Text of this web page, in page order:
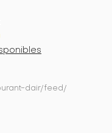
dair/feed/